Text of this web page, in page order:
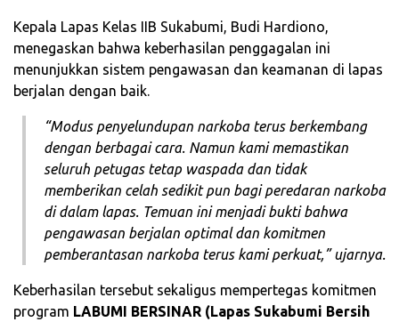
Kepala Lapas Kelas IIB Sukabumi, Budi Hardiono,
menegaskan bahwa keberhasilan penggagalan ini
menunjukkan sistem pengawasan dan keamanan di lapas
berjalan dengan baik.
“Modus penyelundupan narkoba terus berkembang
dengan berbagai cara. Namun kami memastikan
seluruh petugas tetap waspada dan tidak
memberikan celah sedikit pun bagi peredaran narkoba
di dalam lapas. Temuan ini menjadi bukti bahwa
pengawasan berjalan optimal dan komitmen
pemberantasan narkoba terus kami perkuat,” ujarnya.
Keberhasilan tersebut sekaligus mempertegas komitmen
program LABUMI BERSINAR (Lapas Sukabumi Bersih